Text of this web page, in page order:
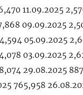
11.09.2025
09.09.2025
05.09.2025
03.09.2025
29.08.2025
765,958